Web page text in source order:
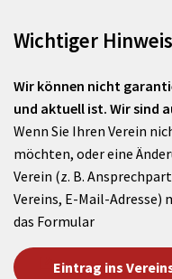
Wichtiger
Wir können nicht
und aktuell ist. Wir sind
Wenn Sie Ihren Verein
möchten, oder eine
Verein (z. B.
Vereins, E-Mail-
das Formular
Eintrag ins